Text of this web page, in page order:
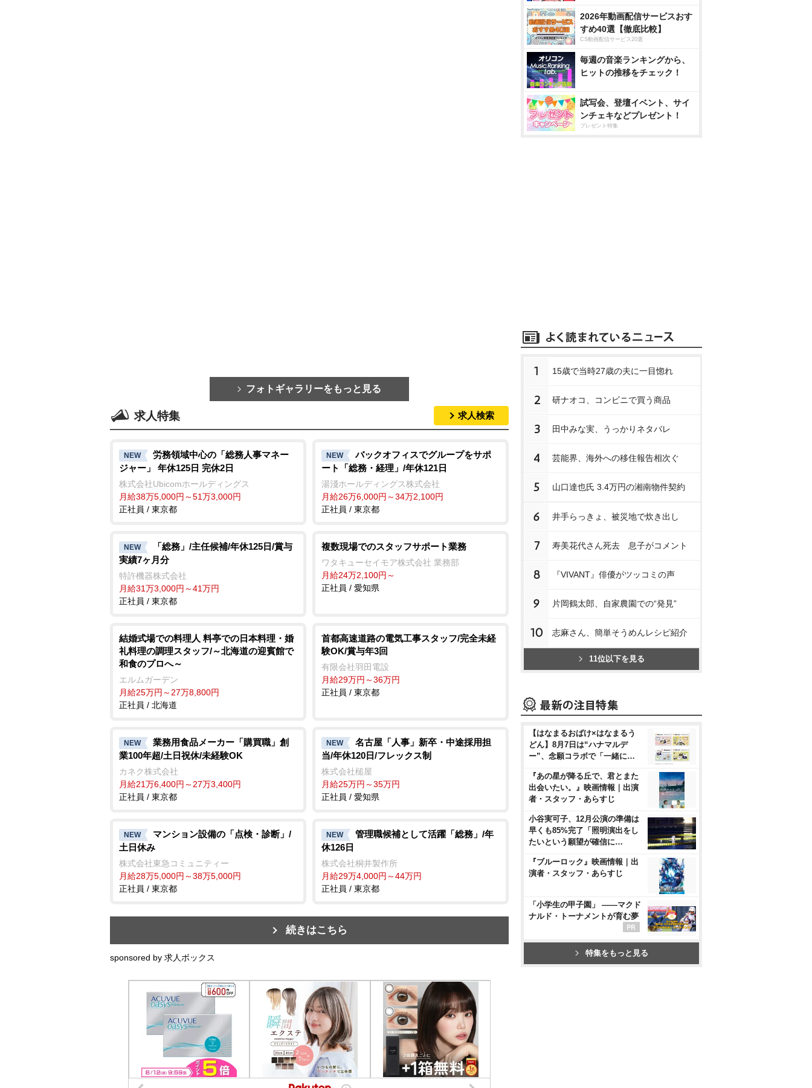
フォトギャラリーをもっと見る
求人特集 求人検索
NEW
労務領域中心の「総務人事マネー
ジャー」 年休125日 完休2日
株式会社Ubicomホールディングス
月給38万5,000円～51万3,000円
正社員 / 東京都
NEW
バックオフィスでグループをサポ
ート「総務・経理」/年休121日
湯淺ホールディングス株式会社
月給26万6,000円～34万2,100円
正社員 / 東京都
NEW
「総務」/主任候補/年休125日/賞与
実績7ヶ月分
特許機器株式会社
月給31万3,000円～41万円
正社員 / 東京都
複数現場でのスタッフサポート業務
ワタキューセイモア株式会社 業務部
月給24万2,100円～
正社員 / 愛知県
結婚式場での料理人 料亭での日本料理・婚
礼料理の調理スタッフ/～北海道の迎賓館で
和食のプロへ～
エルムガーデン
月給25万円～27万8,800円
正社員 / 北海道
首都高速道路の電気工事スタッフ/完全未経
験OK/賞与年3回
有限会社羽田電設
月給29万円～36万円
正社員 / 東京都
NEW
業務用食品メーカー「購買職」創
業100年超/土日祝休/未経験OK
カネク株式会社
月給21万6,400円～27万3,400円
正社員 / 東京都
NEW
名古屋「人事」新卒・中途採用担
当/年休120日/フレックス制
株式会社槌屋
月給25万円～35万円
正社員 / 愛知県
NEW
マンション設備の「点検・診断」/
土日休み
株式会社東急コミュニティー
月給28万5,000円～38万5,000円
正社員 / 東京都
NEW
管理職候補として活躍「総務」/年
休126日
株式会社桐井製作所
月給29万4,000円～44万円
正社員 / 東京都
続きはこちら
sponsored by 求人ボックス
2026年動画配信サービスおす
すめ40選【徹底比較】
CS動画配信サービス20選
毎週の音楽ランキングから、
ヒットの推移をチェック！
試写会、登壇イベント、サイ
ンチェキなどプレゼント！
プレゼント特集
1 15歳で当時27歳の夫に一目惚れ
2 研ナオコ、コンビニで買う商品
3 田中みな実、うっかりネタバレ
4 芸能界、海外への移住報告相次ぐ
5 山口達也氏 3.4万円の湘南物件契約
6 井手らっきょ、被災地で炊き出し
7 寿美花代さん死去 息子がコメント
8 『VIVANT』俳優がツッコミの声
9 片岡鶴太郎、自家農園での“発見”
10 志麻さん、簡単そうめんレシピ紹介
11位以下を見る
【はなまるおばけ×はなまるう
どん】8月7日は“ハナマルデ
ー”、念願コラボで「一緒に…
『あの星が降る丘で、君とまた
出会いたい。』映画情報｜出演
者・スタッフ・あらすじ
小谷実可子、12月公演の準備は
早くも85%完了「照明演出をし
たいという願望が確信に…
『ブルーロック』映画情報｜出
演者・スタッフ・あらすじ
「小学生の甲子園」 ――マクド
ナルド・トーナメントが育む夢
特集をもっと見る